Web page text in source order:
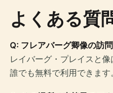
よくある質
Q: フレアバーグ卿像の訪
レイバーグ・プレイスと像
誰でも無料で利用できます